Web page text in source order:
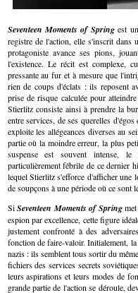
Seventeen Moments of Springest
registre de l'action, elle s'inscrit dans
protagoniste avance ses pions,
l'existence. Le récit est complexe,
pressante au fur et à mesure que
rien de coups d'éclats : ils reposent
prise de risque calculée pour
Stierlitz consiste ainsi à prendre la
entre services, de ses querelles
exploite les allégeances diverses au
partie où la moindre erreur, la plus
suspense est souvent intense,
particulièrement fébrile de ce dernier
lequel Stierlitz s'efforce d'afficher une
de soupçons à une période où ce
SiSeventeen Moments of Springmet
espion par excellence, cette figure
justement confronté à des
fonction de faire-valoir. Initialement,
nazis : ils semblent tous sortir du
fichiers des services secrets
leurs aspirations et leurs modes de
grande partie de l'action se déroule,